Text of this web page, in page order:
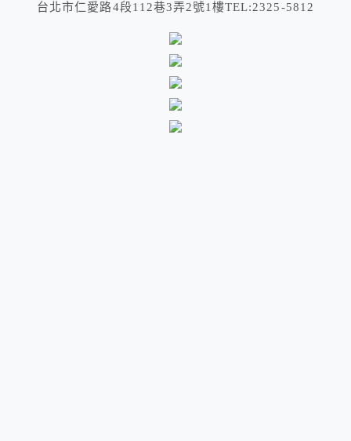
台北市仁愛路4段112巷3弄2號1樓TEL:2325-5812